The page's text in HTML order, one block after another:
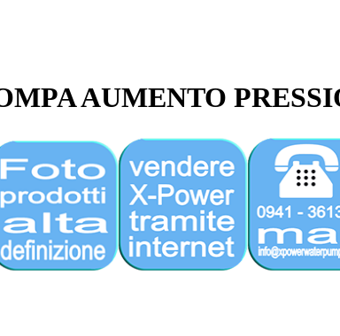
AUMENTO